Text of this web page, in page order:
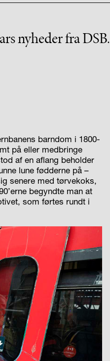
nyheder fra DSB.
barndom i 1800-
på eller medbringe
af en aflang beholder
lune fødderne på –
senere med tørvekoks,
begyndte man at
som førtes rundt i